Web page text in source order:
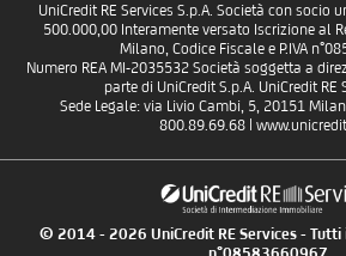
UniCredit RE Services S.p.A. Società con socio
500.000,00 Interamente versato Iscrizione al
Milano, Codice Fiscale e P.IVA
Numero REA MI-2035532 Società soggetta a
parte di UniCredit S.p.A. UniCredit RE
Sede Legale: via Livio Cambi, 5, 20151
800.89.69.68 |
© 2014 - 2026 UniCredit RE Services - Tutti